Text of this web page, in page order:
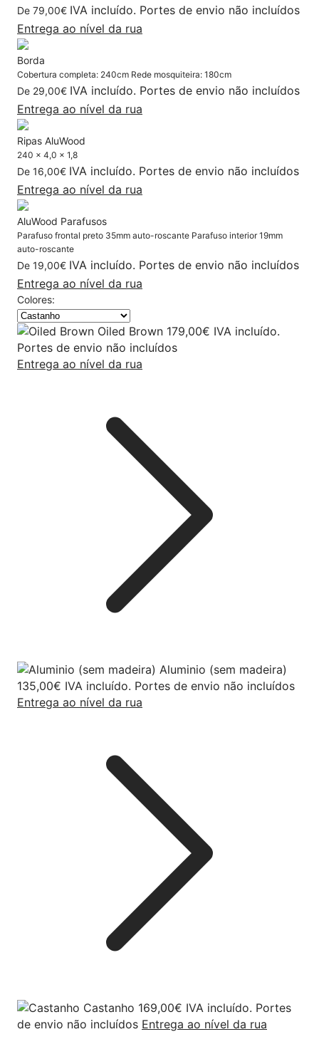
De 79,00€ IVA incluído. Portes de envio não incluídos
Entrega ao nível da rua
Borda
Cobertura completa: 240cm Rede mosquiteira: 180cm
De 29,00€ IVA incluído. Portes de envio não incluídos
Entrega ao nível da rua
Ripas AluWood
240 x 4,0 x 1,8
De 16,00€ IVA incluído. Portes de envio não incluídos
Entrega ao nível da rua
AluWood Parafusos
Parafuso frontal preto 35mm auto-roscante Parafuso interior 19mm
auto-roscante
De 19,00€ IVA incluído. Portes de envio não incluídos
Entrega ao nível da rua
Colores:
Oiled Brown 179,00€ IVA incluído.
Portes de envio não incluídos
Entrega ao nível da rua
Aluminio (sem madeira)
135,00€ IVA incluído. Portes de envio não incluídos
Entrega ao nível da rua
Castanho 169,00€ IVA incluído. Portes
de envio não incluídos Entrega ao nível da rua